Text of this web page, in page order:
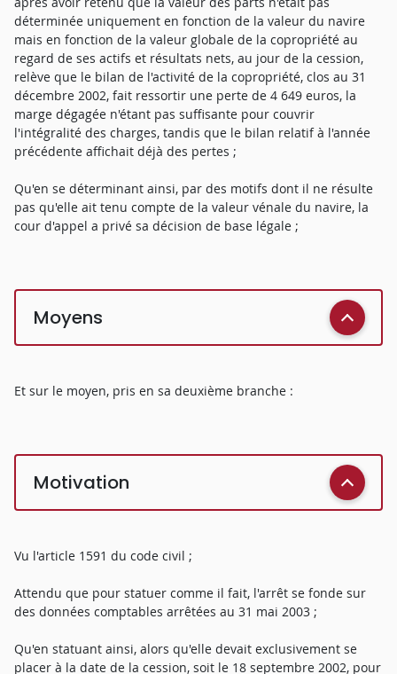
déterminée uniquement en fonction de la valeur du navire
mais en fonction de la valeur globale de la copropriété au
regard de ses actifs et résultats nets, au jour de la cession,
relève que le bilan de l'activité de la copropriété, clos au 31
décembre 2002, fait ressortir une perte de 4 649 euros, la
marge dégagée n'étant pas suffisante pour couvrir
l'intégralité des charges, tandis que le bilan relatif à l'année
précédente affichait déjà des pertes ;
Qu'en se déterminant ainsi, par des motifs dont il ne résulte
pas qu'elle ait tenu compte de la valeur vénale du navire, la
cour d'appel a privé sa décision de base légale ;
Moyens
Et sur le moyen, pris en sa deuxième branche :
Motivation
Vu l'article 1591 du code civil ;
Attendu que pour statuer comme il fait, l'arrêt se fonde sur
des données comptables arrêtées au 31 mai 2003 ;
Qu'en statuant ainsi, alors qu'elle devait exclusivement se
placer à la date de la cession, soit le 18 septembre 2002, pour